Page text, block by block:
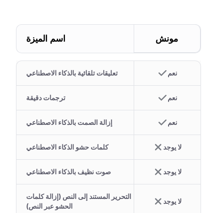
اسم الميزة مونش
تعليقات تلقائية بالذكاء الاصطناعي نعم
ترجمات دقيقة نعم
إزالة الصمت بالذكاء الاصطناعي نعم
كلمات حشو الذكاء الاصطناعي لا يوجد
صوت نظيف بالذكاء الاصطناعي لا يوجد
التحرير المستند إلى النص (إزالة كلمات
الحشو عبر النص)
لا يوجد